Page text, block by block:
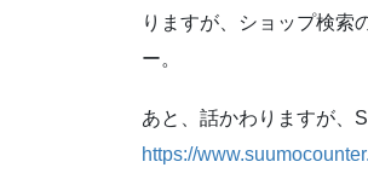
りますが、ショップ検索
ー。
あと、話かわりますが、
https://